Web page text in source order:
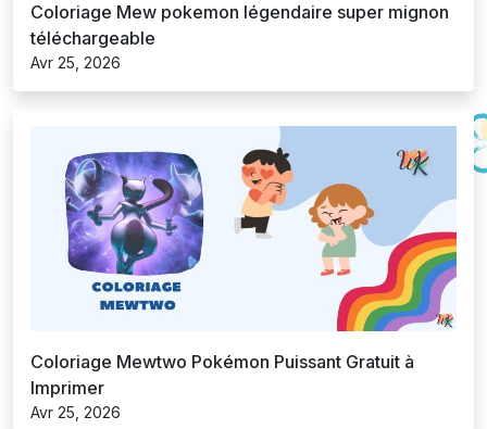
Coloriage Mew pokemon légendaire super mignon
téléchargeable
Avr 25, 2026
Coloriage Mewtwo Pokémon Puissant Gratuit à
Imprimer
Avr 25, 2026